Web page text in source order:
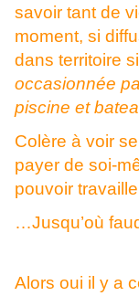
savoir tant de
moment, si
dans territoire
occasionnée
piscine et
Colère à voir
payer de soi-
pouvoir
…Jusqu’où
Alors oui il y a